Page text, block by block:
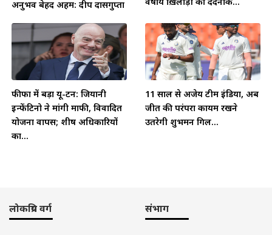
अनुभव बेहद अहम: दीप दासगुप्ता
फीफा में बड़ा यू-टर्न: जियानी
इन्फेंटिनो ने मांगी माफी, विवादित
योजना वापस; शीर्ष अधिकारियों
का...
11 साल से अजेय टीम इंडिया, अब
जीत की परंपरा कायम रखने
उतरेगी शुभमन गिल...
लोकप्रिय वर्ग संभाग